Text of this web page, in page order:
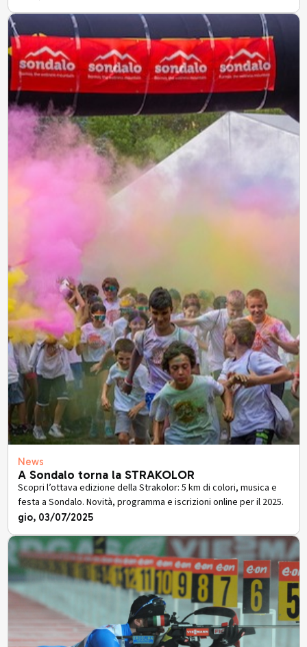
News
A Sondalo torna la STRAKOLOR
Scopri l’ottava edizione della Strakolor: 5 km di colori, musica e
festa a Sondalo. Novità, programma e iscrizioni online per il 2025.
gio, 03/07/2025